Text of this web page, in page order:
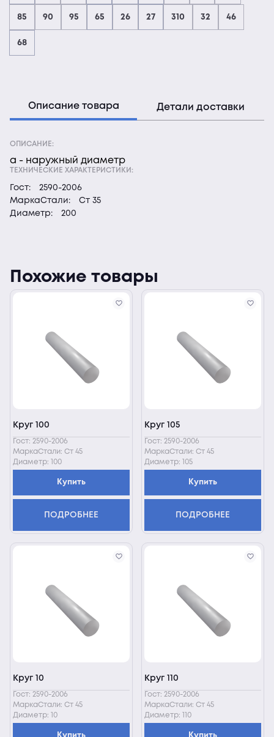
85 90 95 65 26 27 310 32 46
68
Описание товара Детали доставки
ОПИСАНИЕ:
а - наружный диаметр
ТЕХНИЧЕСКИЕ ХАРАКТЕРИСТИКИ:
Гост:
2590-2006
МаркаСтали:
Ст 35
Диаметр:
200
Похожие товары
Круг 100
Гост: 2590-2006
МаркаСтали: Ст 45
Диаметр: 100
Купить
ПОДРОБНЕЕ
Круг 105
Гост: 2590-2006
МаркаСтали: Ст 45
Диаметр: 105
Купить
ПОДРОБНЕЕ
Круг 10
Гост: 2590-2006
МаркаСтали: Ст 45
Диаметр: 10
Купить
Круг 110
Гост: 2590-2006
МаркаСтали: Ст 45
Диаметр: 110
Купить